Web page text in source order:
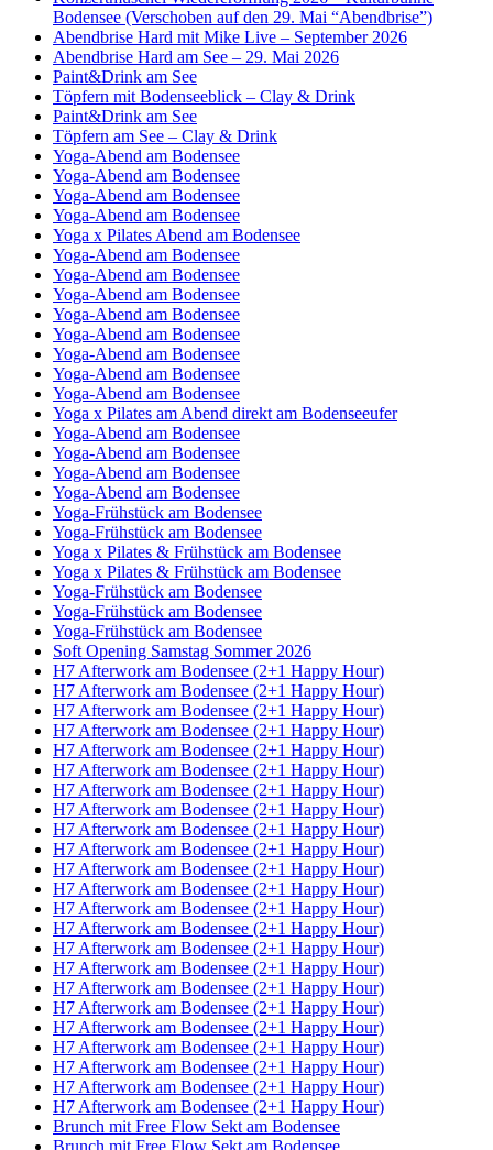
Bodensee (Verschoben auf den 29. Mai “Abendbrise”)
Abendbrise Hard mit Mike Live – September 2026
Abendbrise Hard am See – 29. Mai 2026
Paint&Drink am See
Töpfern mit Bodenseeblick – Clay & Drink
Paint&Drink am See
Töpfern am See – Clay & Drink
Yoga-Abend am Bodensee
Yoga-Abend am Bodensee
Yoga-Abend am Bodensee
Yoga-Abend am Bodensee
Yoga x Pilates Abend am Bodensee
Yoga-Abend am Bodensee
Yoga-Abend am Bodensee
Yoga-Abend am Bodensee
Yoga-Abend am Bodensee
Yoga-Abend am Bodensee
Yoga-Abend am Bodensee
Yoga-Abend am Bodensee
Yoga-Abend am Bodensee
Yoga x Pilates am Abend direkt am Bodenseeufer
Yoga-Abend am Bodensee
Yoga-Abend am Bodensee
Yoga-Abend am Bodensee
Yoga-Abend am Bodensee
Yoga-Frühstück am Bodensee
Yoga-Frühstück am Bodensee
Yoga x Pilates & Frühstück am Bodensee
Yoga x Pilates & Frühstück am Bodensee
Yoga-Frühstück am Bodensee
Yoga-Frühstück am Bodensee
Yoga-Frühstück am Bodensee
Soft Opening Samstag Sommer 2026
H7 Afterwork am Bodensee (2+1 Happy Hour)
H7 Afterwork am Bodensee (2+1 Happy Hour)
H7 Afterwork am Bodensee (2+1 Happy Hour)
H7 Afterwork am Bodensee (2+1 Happy Hour)
H7 Afterwork am Bodensee (2+1 Happy Hour)
H7 Afterwork am Bodensee (2+1 Happy Hour)
H7 Afterwork am Bodensee (2+1 Happy Hour)
H7 Afterwork am Bodensee (2+1 Happy Hour)
H7 Afterwork am Bodensee (2+1 Happy Hour)
H7 Afterwork am Bodensee (2+1 Happy Hour)
H7 Afterwork am Bodensee (2+1 Happy Hour)
H7 Afterwork am Bodensee (2+1 Happy Hour)
H7 Afterwork am Bodensee (2+1 Happy Hour)
H7 Afterwork am Bodensee (2+1 Happy Hour)
H7 Afterwork am Bodensee (2+1 Happy Hour)
H7 Afterwork am Bodensee (2+1 Happy Hour)
H7 Afterwork am Bodensee (2+1 Happy Hour)
H7 Afterwork am Bodensee (2+1 Happy Hour)
H7 Afterwork am Bodensee (2+1 Happy Hour)
H7 Afterwork am Bodensee (2+1 Happy Hour)
H7 Afterwork am Bodensee (2+1 Happy Hour)
H7 Afterwork am Bodensee (2+1 Happy Hour)
H7 Afterwork am Bodensee (2+1 Happy Hour)
Brunch mit Free Flow Sekt am Bodensee
Brunch mit Free Flow Sekt am Bodensee